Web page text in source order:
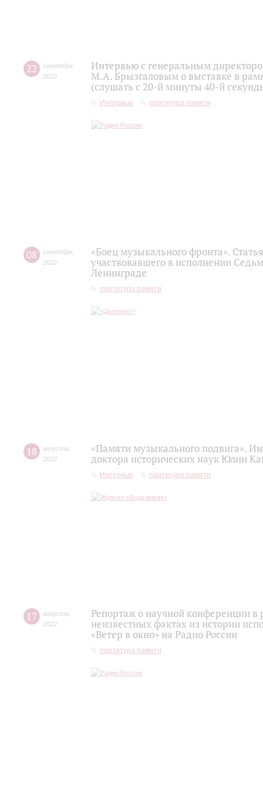
22 сентября
2022
Интервью с генеральным
М.А. Брызгаловым о выставке в
(слушать с 20-й минуты 40-й
Интервью партитура памяти
08 сентября
2022
«Боец музыкального фронта».
участвовавшего в исполнении
Ленинграде
партитура памяти
18 августа
2022
«Памяти музыкального подвига».
доктора исторических наук Юлии
Интервью партитура памяти
17 августа
2022
Репортаж о научной конференции в
неизвестных фактах из истории
«Ветер в окно» на Радио России
партитура памяти